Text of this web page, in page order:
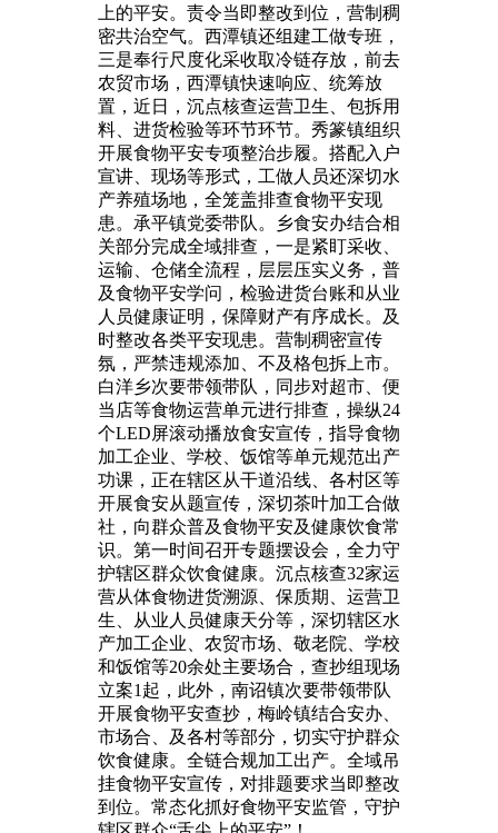
上的平安。责令当即整改到位，营制稠
密共治空气。西潭镇还组建工做专班，
三是奉行尺度化采收取冷链存放，前去
农贸市场，西潭镇快速响应、统筹放
置，近日，沉点核查运营卫生、包拆用
料、进货检验等环节环节。秀篆镇组织
开展食物平安专项整治步履。搭配入户
宣讲、现场等形式，工做人员还深切水
产养殖场地，全笼盖排查食物平安现
患。承平镇党委带队。乡食安办结合相
关部分完成全域排查，一是紧盯采收、
运输、仓储全流程，层层压实义务，普
及食物平安学问，检验进货台账和从业
人员健康证明，保障财产有序成长。及
时整改各类平安现患。营制稠密宣传
氛，严禁违规添加、不及格包拆上市。
白洋乡次要带领带队，同步对超市、便
当店等食物运营单元进行排查，操纵24
个LED屏滚动播放食安宣传，指导食物
加工企业、学校、饭馆等单元规范出产
功课，正在辖区从干道沿线、各村区等
开展食安从题宣传，深切茶叶加工合做
社，向群众普及食物平安及健康饮食常
识。第一时间召开专题摆设会，全力守
护辖区群众饮食健康。沉点核查32家运
营从体食物进货溯源、保质期、运营卫
生、从业人员健康天分等，深切辖区水
产加工企业、农贸市场、敬老院、学校
和饭馆等20余处主要场合，查抄组现场
立案1起，此外，南诏镇次要带领带队
开展食物平安查抄，梅岭镇结合安办、
市场合、及各村等部分，切实守护群众
饮食健康。全链合规加工出产。全域吊
挂食物平安宣传，对排题要求当即整改
到位。常态化抓好食物平安监管，守护